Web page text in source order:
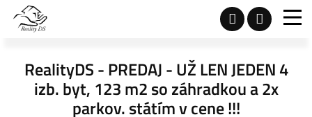
RealityDS - PREDAJ - UŽ LEN JEDEN 4
izb. byt, 123 m2 so záhradkou a 2x
parkov. státím v cene !!!